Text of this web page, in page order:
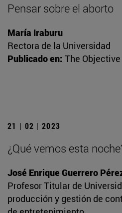
Pensar sobre el aborto
María Iraburu
Rectora de la Universidad
Publicado en: The Objective
21 | 02 | 2023
¿Qué vemos esta
José Enrique Guerrero
Profesor Titular de
producción y gestión de